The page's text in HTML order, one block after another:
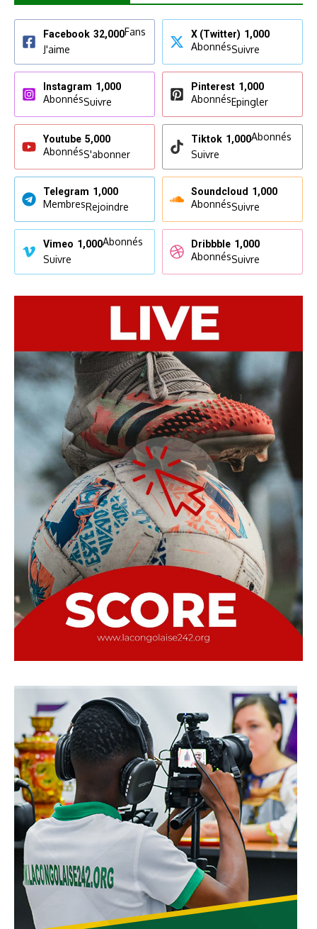
Facebook 32,000Fans
J'aime
X (Twitter) 1,000
AbonnésSuivre
Instagram 1,000
AbonnésSuivre
Pinterest 1,000
AbonnésEpingler
Youtube 5,000
AbonnésS'abonner
Tiktok 1,000Abonnés
Suivre
Telegram 1,000
MembresRejoindre
Soundcloud 1,000
AbonnésSuivre
Vimeo 1,000Abonnés
Suivre
Dribbble 1,000
AbonnésSuivre